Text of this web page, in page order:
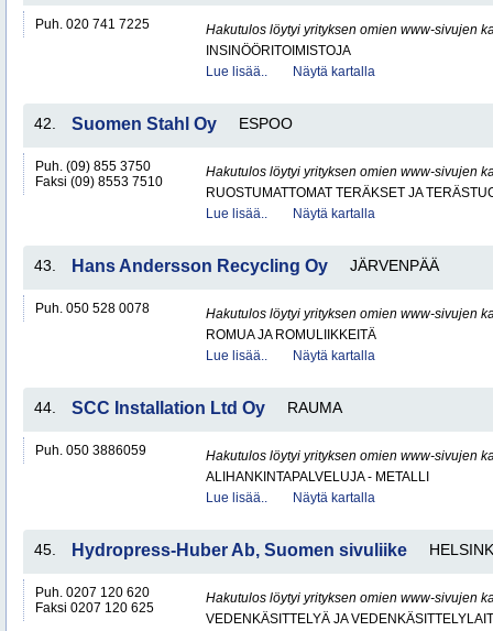
Puh. 020 741 7225
Hakutulos löytyi yrityksen omien www-sivujen
INSINÖÖRITOIMISTOJA
Lue lisää..
Näytä kartalla
42. Suomen Stahl Oy ESPOO
Puh. (09) 855 3750
Faksi (09) 8553 7510
Hakutulos löytyi yrityksen omien www-sivujen
RUOSTUMATTOMAT TERÄKSET JA
Lue lisää..
Näytä kartalla
43. Hans Andersson Recycling Oy JÄRVENPÄÄ
Puh. 050 528 0078
Hakutulos löytyi yrityksen omien www-sivujen
ROMUA JA ROMULIIKKEITÄ
Lue lisää..
Näytä kartalla
44. SCC Installation Ltd Oy RAUMA
Puh. 050 3886059
Hakutulos löytyi yrityksen omien www-sivujen
ALIHANKINTAPALVELUJA - METALLI
Lue lisää..
Näytä kartalla
45. Hydropress-Huber Ab, Suomen sivuliike
Puh. 0207 120 620
Faksi 0207 120 625
Hakutulos löytyi yrityksen omien www-sivujen
VEDENKÄSITTELYÄ JA